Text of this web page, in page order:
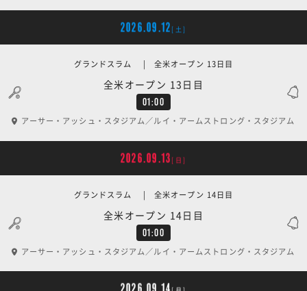
2026.09.12 [土]
01:00
全米オープン 13日目
グランドスラム | 全米オープン 13日目
アーサー・アッシュ・スタジアム／ルイ・アームストロング・スタジアム
2026.09.13 [日]
01:00
全米オープン 14日目
グランドスラム | 全米オープン 14日目
アーサー・アッシュ・スタジアム／ルイ・アームストロング・スタジアム